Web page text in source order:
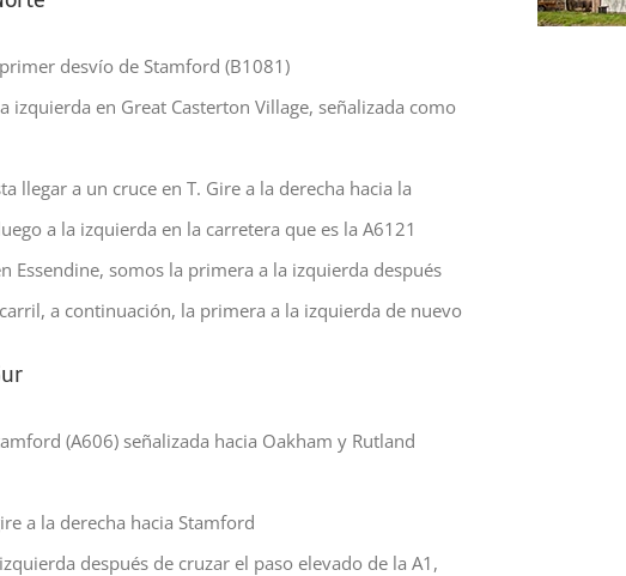
desvío de Stamford (B1081)
izquierda en Great Casterton Village, señalizada como
llegar a un cruce en T. Gire a la derecha hacia la
a la izquierda en la carretera que es la A6121
Essendine, somos la primera a la izquierda después
a continuación, la primera a la izquierda de nuevo
(A606) señalizada hacia Oakham y Rutland
a la derecha hacia Stamford
después de cruzar el paso elevado de la A1,